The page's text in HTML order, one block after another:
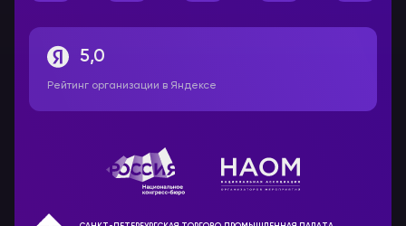
5,0
Рейтинг организации в Яндексе